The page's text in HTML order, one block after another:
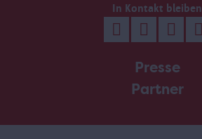
In Kontakt bleiben
Presse
Partner